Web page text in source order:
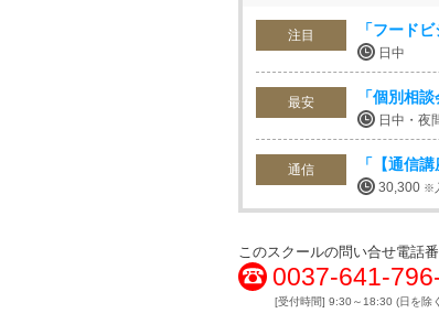
注目 「フード
日中
最安 「個別相
日中・夜
通信 「【通信
30,300 ※
このスクールの問い合せ電話
0037-641-
[受付時間] 9:30～18:30 (日を除